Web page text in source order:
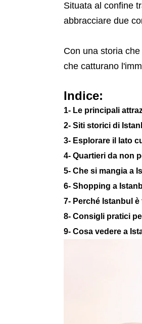
Situata al confine
abbracciare due
Con una storia
che catturano
Indice:
1- Le principali
2- Siti storici di
3- Esplorare il lato
4- Quartieri da non
5- Che si mangia a
6- Shopping a
7- Perché Istanbul è
8- Consigli pratici
9- Cosa vedere a